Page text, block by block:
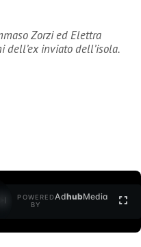
Zorzi ed Elettra
dell’ex inviato dell’isola.
POWERED
BY
AdhubMedia